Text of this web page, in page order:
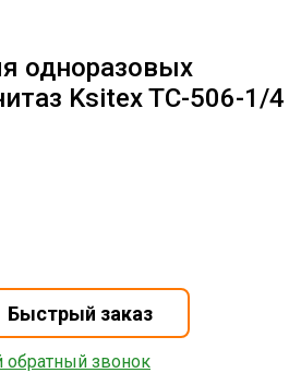
одноразовых
Ksitex TC-506-1/4
обратный звонок